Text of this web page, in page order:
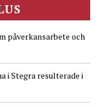
påverkansarbete och
i Stegra resulterade i